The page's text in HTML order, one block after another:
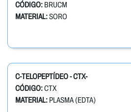
CÓDIGO: BRUCM
MATERIAL:SORO
C-TELOPEPTÍDEO - CTX-
CÓDIGO:CTX
MATERIAL: PLASMA (EDTA)